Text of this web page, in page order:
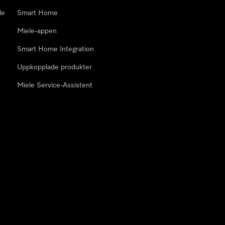
Smart Home
Miele-appen
Smart Home Integration
Uppkopplade produkter
Miele Service-Assistent